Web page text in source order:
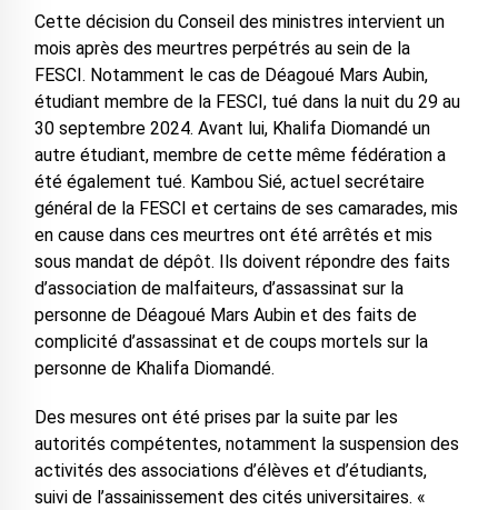
Cette décision du Conseil des ministres intervient un
mois après des meurtres perpétrés au sein de la
FESCI. Notamment le cas de Déagoué Mars Aubin,
étudiant membre de la FESCI, tué dans la nuit du 29 au
30 septembre 2024. Avant lui, Khalifa Diomandé un
autre étudiant, membre de cette même fédération a
été également tué. Kambou Sié, actuel secrétaire
général de la FESCI et certains de ses camarades, mis
en cause dans ces meurtres ont été arrêtés et mis
sous mandat de dépôt. Ils doivent répondre des faits
d’association de malfaiteurs, d’assassinat sur la
personne de Déagoué Mars Aubin et des faits de
complicité d’assassinat et de coups mortels sur la
personne de Khalifa Diomandé.
Des mesures ont été prises par la suite par les
autorités compétentes, notamment la suspension des
activités des associations d’élèves et d’étudiants,
suivi de l’assainissement des cités universitaires. «